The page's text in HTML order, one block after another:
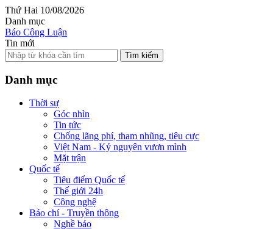
Thứ Hai 10/08/2026
Danh mục
Báo Công Luận
Tin mới
Tìm kiếm
Danh mục
Thời sự
Góc nhìn
Tin tức
Chống lãng phí, tham nhũng, tiêu cực
Việt Nam - Kỷ nguyên vươn mình
Mặt trận
Quốc tế
Tiêu điểm Quốc tế
Thế giới 24h
Công nghệ
Báo chí - Truyền thông
Nghề báo